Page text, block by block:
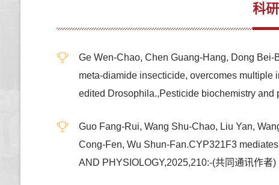
科
Ge Wen-Chao, Chen Guang-Hang, Dong
meta-diamide insecticide, overcomes
edited Drosophila.,Pesticide biochemistry
Guo Fang-Rui, Wang Shu-Chao, Liu Yan,
Cong-Fen, Wu Shun-Fan.CYP321F3
AND PHYSIOLOGY,2025,210:-(共同通讯作者)